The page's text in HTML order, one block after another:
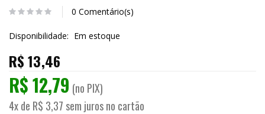
0 Comentário(s)
Disponibilidade: Em estoque
R$ 13,46
R$ 12,79 (no PIX)
4x de R$ 3,37 sem juros no cartão